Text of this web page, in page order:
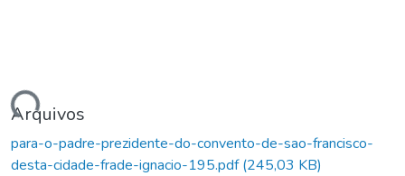
Arquivos
para-o-padre-prezidente-do-convento-de-sao-francisco-
desta-cidade-frade-ignacio-195.pdf(245,03 KB)